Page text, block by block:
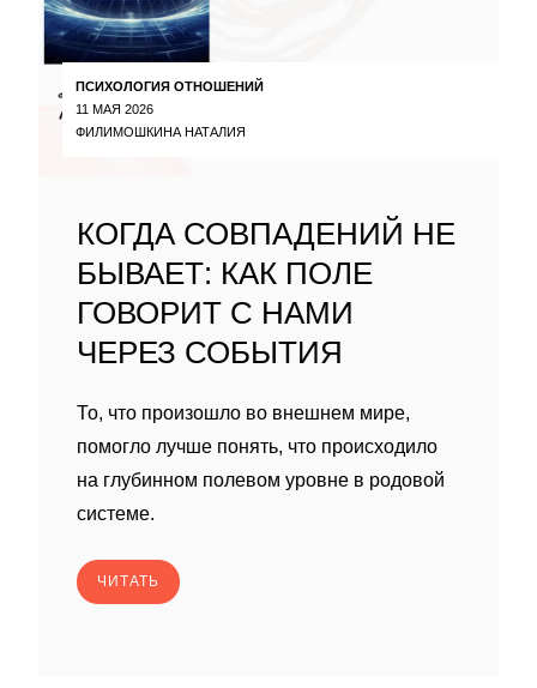
ПСИХОЛОГИЯ ОТНОШЕНИЙ
11 МАЯ 2026
ФИЛИМОШКИНА НАТАЛИЯ
КОГДА СОВПАДЕНИЙ НЕ
БЫВАЕТ: КАК ПОЛЕ
ГОВОРИТ С НАМИ
ЧЕРЕЗ СОБЫТИЯ
То, что произошло во внешнем мире,
помогло лучше понять, что происходило
на глубинном полевом уровне в родовой
системе.
ЧИТАТЬ